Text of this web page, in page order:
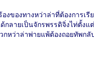
งของทางหว่าล่าที่ต้องการเรี
กลายเป็นจักรพรรดิจิ่งไท่ตั้ง
กหว่าล่าพ่ายแพ้ต้องถอยทัพก